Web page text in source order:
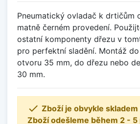
Pneumatický ovladač k drtičům
matně černém provedení.
ostatní komponenty dřezu v
pro perfektní sladění. Montáž
otvoru 35 mm, do dřezu nebo
30 mm.
 Zboží je obvykle
Zboží odešleme během 2 - 5